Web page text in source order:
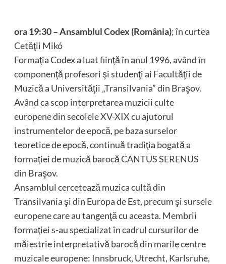
ora 19:30 – Ansamblul Codex (România); în curtea
Cetăţii Mikó
Formaţia Codex a luat fiinţă în anul 1996, având în
componenţă profesori şi studenţi ai Facultăţii de
Muzică a Universităţii „Transilvania” din Braşov.
Având ca scop interpretarea muzicii culte
europene din secolele XV-XIX cu ajutorul
instrumentelor de epocă, pe baza surselor
teoretice de epocă, continuă tradiţia bogată a
formaţiei de muzică barocă CANTUS SERENUS
din Braşov.
Ansamblul cercetează muzica cultă din
Transilvania şi din Europa de Est, precum şi sursele
europene care au tangenţă cu aceasta. Membrii
formaţiei s-au specializat în cadrul cursurilor de
măiestrie interpretativă barocă din marile centre
muzicale europene: Innsbruck, Utrecht, Karlsruhe,